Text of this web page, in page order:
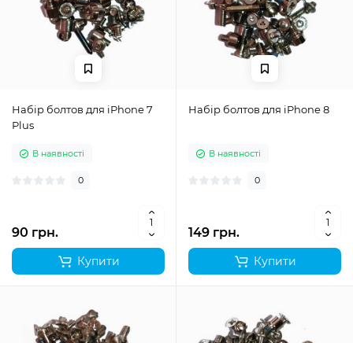
Набір болтов для iPhone 7
Plus
В наявності
0
90 грн.
Купити
Набір болтов для iPhone 8
В наявності
0
149 грн.
Купити